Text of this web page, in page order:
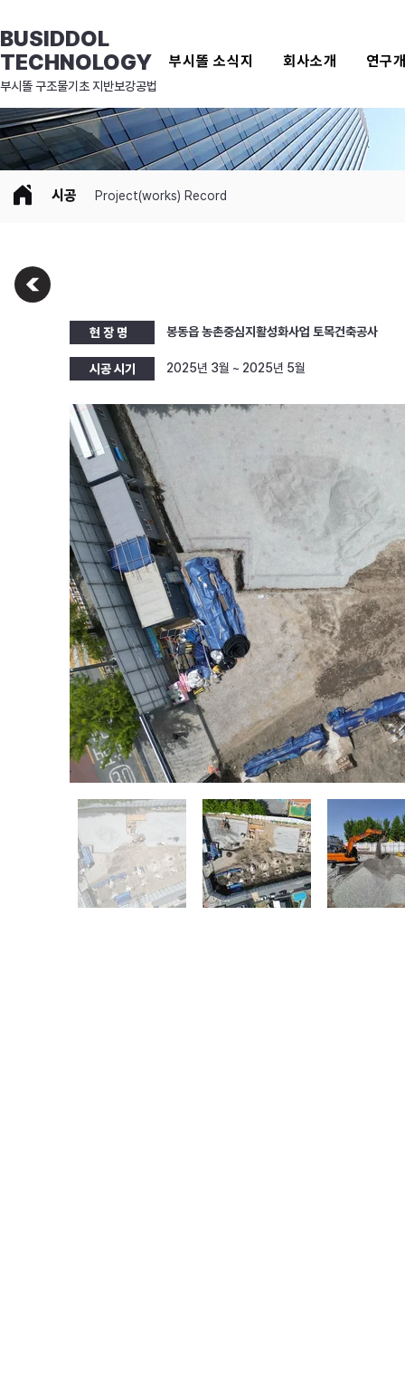
BUSIDDOL
TECHNOLOGY
부시똘 소식지 회사소개 연구
​부시똘 구조물기초 지반보강공법
시공 Project(works) Record
현 장 명 봉동읍 농촌중심지활성화사업 토목건축공사
시공 시기 2025년 3월 ~ 2025년 5월